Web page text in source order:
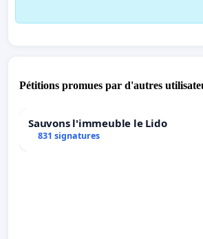
Pétitions promues par d'autres
Sauvons l'immeuble le Lido
831 signatures